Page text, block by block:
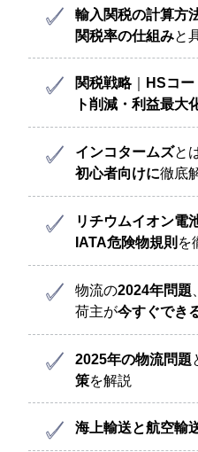
輸入関税の計算方
関税率の仕組みと
関税戦略｜ HSコ
ト削減・利益最大
インコタームズと
初心者向けに徹底
リチウムイオン電
IATA危険物規則 を
物流の2024年問題
荷主が今すぐでき
2025年の物流問題
策を解説
海上輸送と航空輸